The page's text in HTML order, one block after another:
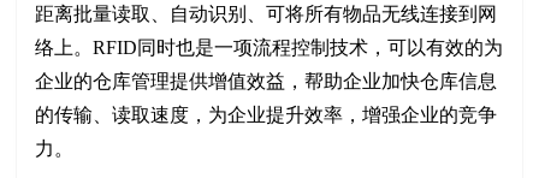
距离批量读取、自动识别、可将所有物品无线连接到网
络上。RFID同时也是一项流程控制技术，可以有效的为
企业的仓库管理提供增值效益，帮助企业加快仓库信息
的传输、读取速度，为企业提升效率，增强企业的竞争
力。